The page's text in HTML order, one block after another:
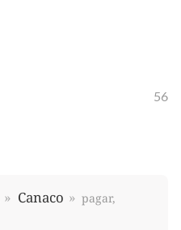
56
Canaco
pagar,